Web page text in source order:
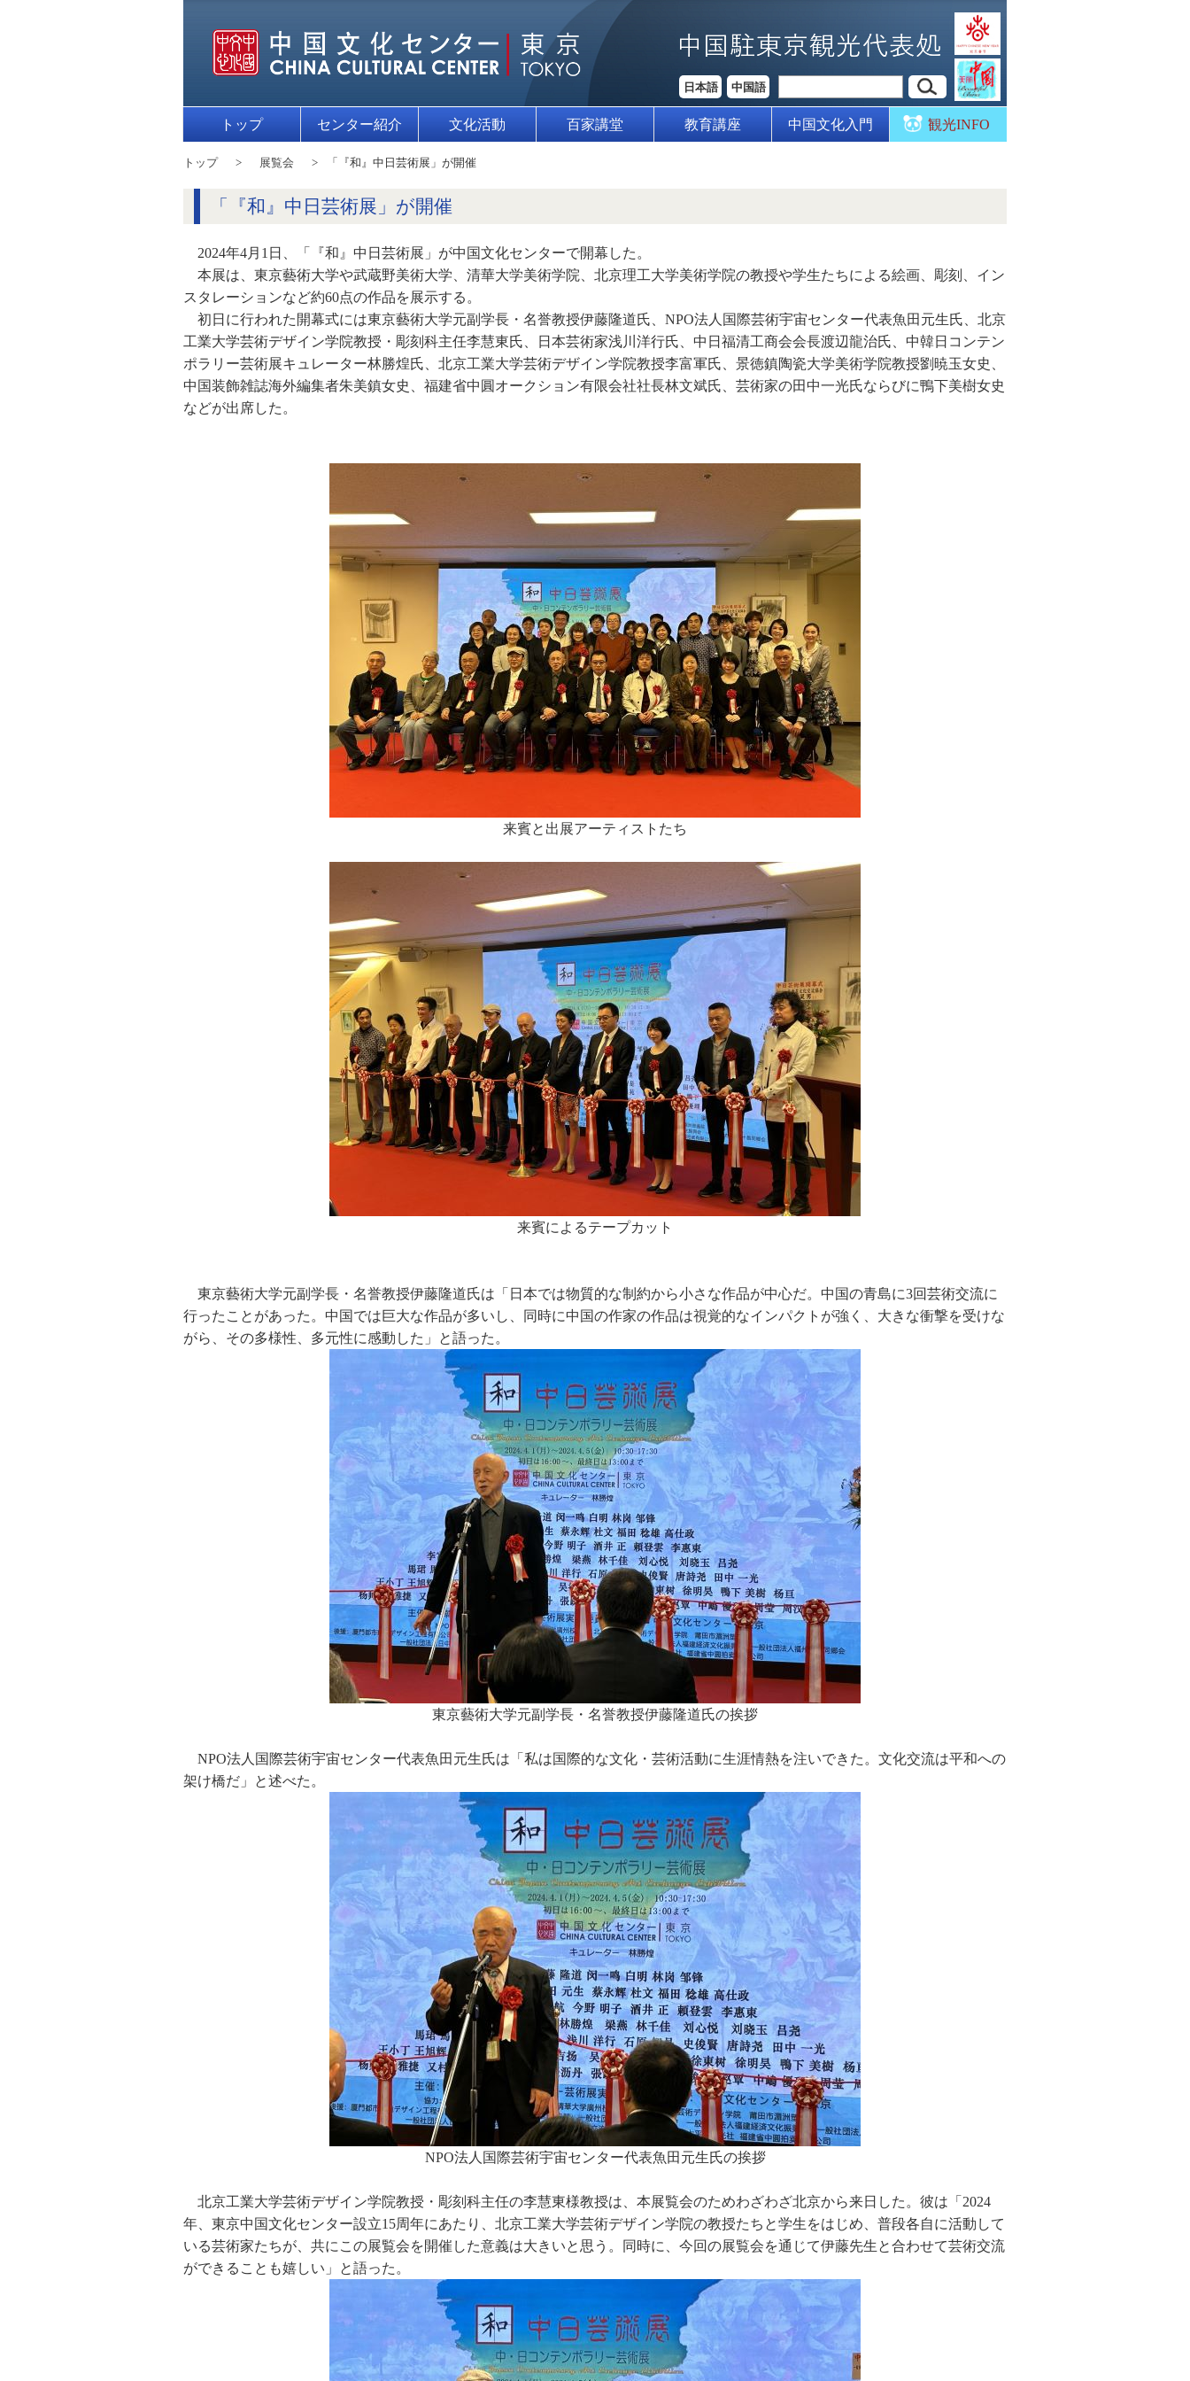
日本語 中国語
トップ センター紹介 文化活動 百家講堂 教育講座 中国文化入門 観光INFO
トップ 展覧会 「『和』中日芸術展」が開催
「『和』中日芸術展」が開催
2024年4月1日、「『和』中日芸術展」が中国文化センターで開幕した。
本展は、東京藝術大学や武蔵野美術大学、清華大学美術学院、北京理工大学美術学院の教授や学生たちによる絵画、彫刻、イン
スタレーションなど約60点の作品を展示する。
初日に行われた開幕式には東京藝術大学元副学長・名誉教授伊藤隆道氏、NPO法人国際芸術宇宙センター代表魚田元生氏、北京
工業大学芸術デザイン学院教授・彫刻科主任李慧東氏、日本芸術家浅川洋行氏、中日福清工商会会長渡辺龍治氏、中韓日コンテン
ポラリー芸術展キュレーター林勝煌氏、北京工業大学芸術デザイン学院教授李富軍氏、景徳鎮陶瓷大学美術学院教授劉暁玉女史、
中国装飾雑誌海外編集者朱美鎮女史、福建省中圓オークション有限会社社長林文斌氏、芸術家の田中一光氏ならびに鴨下美樹女史
などが出席した。
来賓と出展アーティストたち
来賓によるテープカット
東京藝術大学元副学長・名誉教授伊藤隆道氏は「日本では物質的な制約から小さな作品が中心だ。中国の青島に3回芸術交流に
行ったことがあった。中国では巨大な作品が多いし、同時に中国の作家の作品は視覚的なインパクトが強く、大きな衝撃を受けな
がら、その多様性、多元性に感動した」と語った。
東京藝術大学元副学長・名誉教授伊藤隆道氏の挨拶
NPO法人国際芸術宇宙センター代表魚田元生氏は「私は国際的な文化・芸術活動に生涯情熱を注いできた。文化交流は平和への
架け橋だ」と述べた。
NPO法人国際芸術宇宙センター代表魚田元生氏の挨拶
北京工業大学芸術デザイン学院教授・彫刻科主任の李慧東様教授は、本展覧会のためわざわざ北京から来日した。彼は「2024
年、東京中国文化センター設立15周年にあたり、北京工業大学芸術デザイン学院の教授たちと学生をはじめ、普段各自に活動して
いる芸術家たちが、共にこの展覧会を開催した意義は大きいと思う。同時に、今回の展覧会を通じて伊藤先生と合わせて芸術交流
ができることも嬉しい」と語った。